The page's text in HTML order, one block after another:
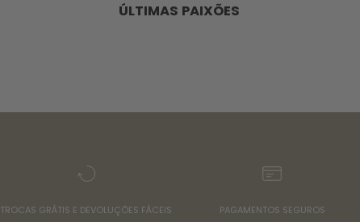
ÚLTIMAS PAIXÕES
TROCAS GRÁTIS E DEVOLUÇÕES FÁCEIS
PAGAMENTOS SEGUROS